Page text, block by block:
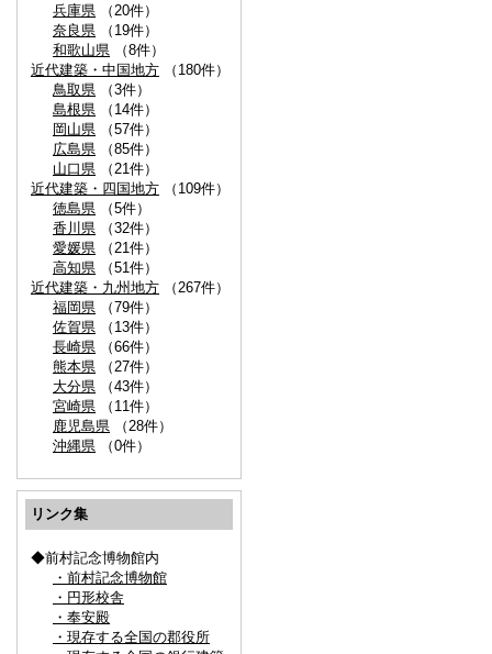
兵庫県 （20件）
奈良県 （19件）
和歌山県 （8件）
近代建築・中国地方 （180件）
鳥取県 （3件）
島根県 （14件）
岡山県 （57件）
広島県 （85件）
山口県 （21件）
近代建築・四国地方 （109件）
徳島県 （5件）
香川県 （32件）
愛媛県 （21件）
高知県 （51件）
近代建築・九州地方 （267件）
福岡県 （79件）
佐賀県 （13件）
長崎県 （66件）
熊本県 （27件）
大分県 （43件）
宮崎県 （11件）
鹿児島県 （28件）
沖縄県 （0件）
リンク集
◆前村記念博物館内
・前村記念博物館
・円形校舎
・奉安殿
・現存する全国の郡役所